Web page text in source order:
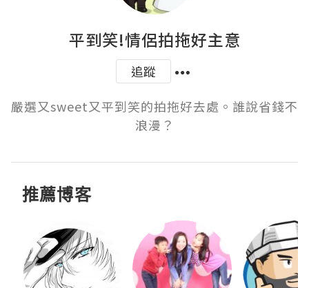
平到笑!情侶拍拖好主意
追蹤
嚴選又sweet又平到笑的拍拖好去處。誰說省錢不
浪漫？
推薦博客